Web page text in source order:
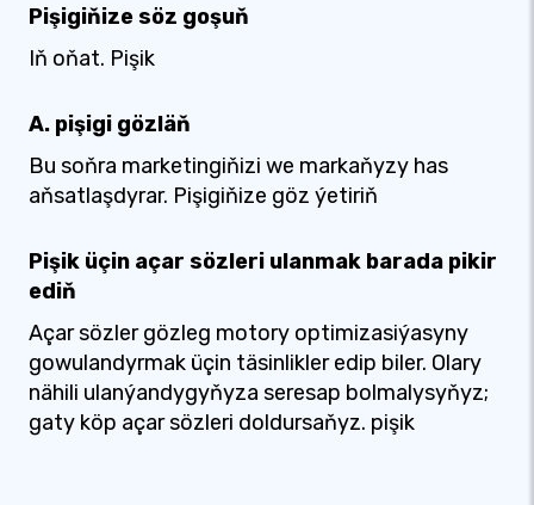
Pişigiňize söz goşuň
Iň oňat. Pişik
A. pişigi gözläň
Bu soňra marketingiňizi we markaňyzy has
aňsatlaşdyrar. Pişigiňize göz ýetiriň
Pişik üçin açar sözleri ulanmak barada pikir
ediň
Açar sözler gözleg motory optimizasiýasyny
gowulandyrmak üçin täsinlikler edip biler. Olary
nähili ulanýandygyňyza seresap bolmalysyňyz;
gaty köp açar sözleri doldursaňyz. pişik